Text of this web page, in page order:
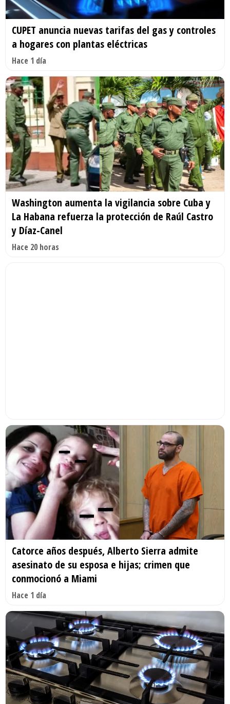
CUPET anuncia nuevas tarifas del gas y controles
a hogares con plantas eléctricas
Hace 1 día
Washington aumenta la vigilancia sobre Cuba y
La Habana refuerza la protección de Raúl Castro
y Díaz-Canel
Hace 20 horas
Catorce años después, Alberto Sierra admite
asesinato de su esposa e hijas; crimen que
conmocionó a Miami
Hace 1 día